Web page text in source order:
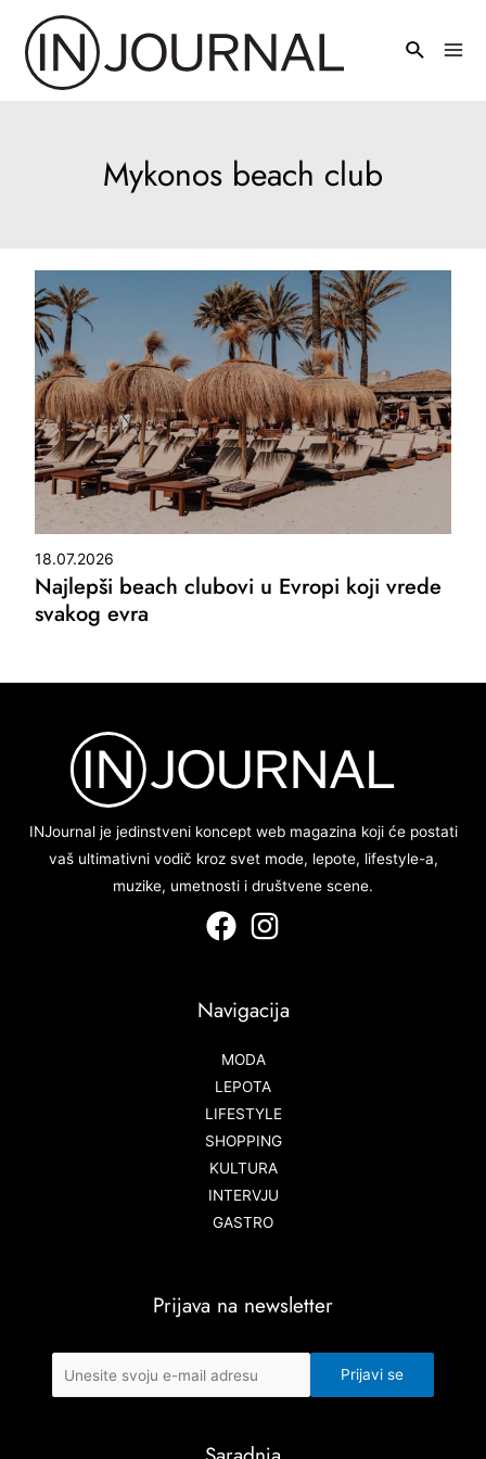
sadržaj
Mykonos beach club
18.07.2026
Najlepši beach clubovi u Evropi koji vrede
svakog evra
INJournal je jedinstveni koncept web magazina koji će postati
vaš ultimativni vodič kroz svet mode, lepote, lifestyle-a,
muzike, umetnosti i društvene scene.
Navigacija
MODA
LEPOTA
LIFESTYLE
SHOPPING
KULTURA
INTERVJU
GASTRO
Prijava na newsletter